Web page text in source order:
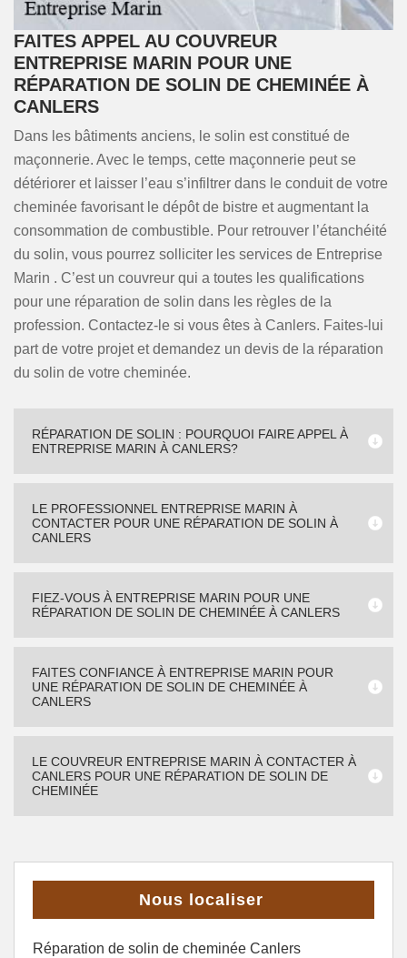
FAITES APPEL AU COUVREUR
ENTREPRISE MARIN POUR UNE
RÉPARATION DE SOLIN DE CHEMINÉE À
CANLERS
Dans les bâtiments anciens, le solin est constitué de
maçonnerie. Avec le temps, cette maçonnerie peut se
détériorer et laisser l’eau s’infiltrer dans le conduit de votre
cheminée favorisant le dépôt de bistre et augmentant la
consommation de combustible. Pour retrouver l’étanchéité
du solin, vous pourrez solliciter les services de Entreprise
Marin . C’est un couvreur qui a toutes les qualifications
pour une réparation de solin dans les règles de la
profession. Contactez-le si vous êtes à Canlers. Faites-lui
part de votre projet et demandez un devis de la réparation
du solin de votre cheminée.
RÉPARATION DE SOLIN : POURQUOI FAIRE APPEL À
ENTREPRISE MARIN À CANLERS?
LE PROFESSIONNEL ENTREPRISE MARIN À
CONTACTER POUR UNE RÉPARATION DE SOLIN À
CANLERS
FIEZ-VOUS À ENTREPRISE MARIN POUR UNE
RÉPARATION DE SOLIN DE CHEMINÉE À CANLERS
FAITES CONFIANCE À ENTREPRISE MARIN POUR
UNE RÉPARATION DE SOLIN DE CHEMINÉE À
CANLERS
LE COUVREUR ENTREPRISE MARIN À CONTACTER À
CANLERS POUR UNE RÉPARATION DE SOLIN DE
CHEMINÉE
Nous localiser
Réparation de solin de cheminée Canlers